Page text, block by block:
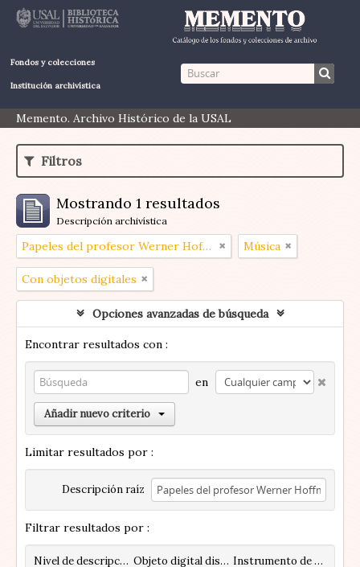
Fondos y colecciones
Institución archivística
Memento. Archivo Histórico de la USAL
Filtros
Mostrando 1 resultados
Descripción archivística
Papeles del profesor Werner Hoffmann Música
Con objetos digitales
Opciones avanzadas de búsqueda
Encontrar resultados con :
en
Añadir nuevo criterio
Limitar resultados por :
Descripción raíz
Filtrar resultados por :
Nivel de descripción Objeto digital disponibles Instrumento de descripción